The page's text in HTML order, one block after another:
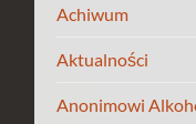
Achiwum
Aktualności
Anonimowi